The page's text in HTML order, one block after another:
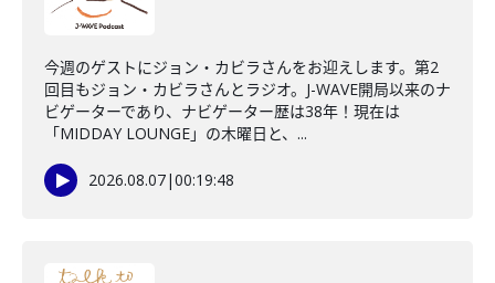
今週のゲストにジョン・カビラさんをお迎えします。第2
回目もジョン・カビラさんとラジオ。J-WAVE開局以来のナ
ビゲーターであり、ナビゲーター歴は38年！現在は
「MIDDAY LOUNGE」の木曜日と、...
2026.08.07|00:19:48